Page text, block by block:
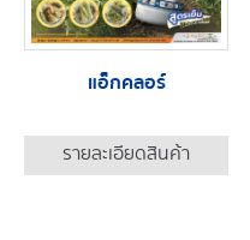
แอ็กคลอร์
รายละเอียดสินค้า